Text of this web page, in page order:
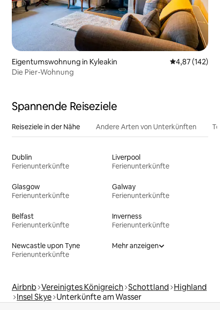
Eigentumswohnung in Kyleakin
4,87 (142)
Die Pier-Wohnung
Spannende Reiseziele
Reiseziele in der Nähe Andere Arten von Unterkünften
Dublin
Ferienunterkünfte
Liverpool
Ferienunterkünfte
Glasgow
Ferienunterkünfte
Galway
Ferienunterkünfte
Belfast
Ferienunterkünfte
Inverness
Ferienunterkünfte
Newcastle upon Tyne
Ferienunterkünfte
Mehr anzeigen
Airbnb Vereinigtes Königreich Schottland Highland
Insel Skye Unterkünfte am Wasser